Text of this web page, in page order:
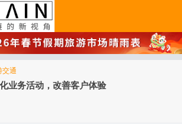
交通
业务活动，改善客户体验